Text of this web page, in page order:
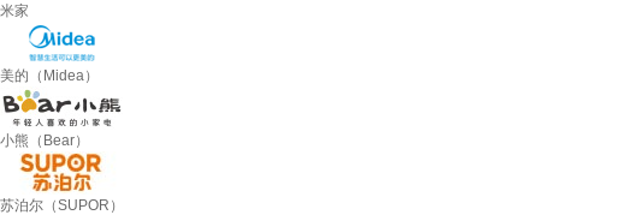
米家
美的（Midea）
小熊（Bear）
苏泊尔（SUPOR）